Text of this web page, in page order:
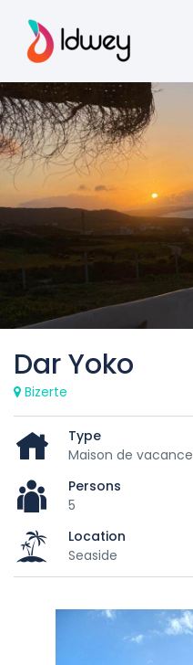
Dar Yoko
Bizerte
Type
Maison de vacance
Persons
5
Location
Seaside